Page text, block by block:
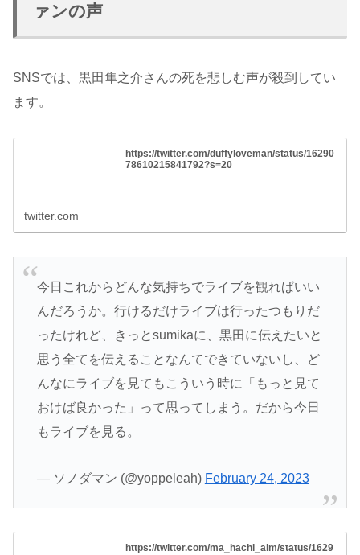
ァンの声
SNSでは、黒田隼之介さんの死を悲しむ声が殺到してい
ます。
https://twitter.com/duffyloveman/status/16290
78610215841792?s=20
twitter.com
今日これからどんな気持ちでライブを観ればいい
んだろうか。行けるだけライブは行ったつもりだ
ったけれど、きっとsumikaに、黒田に伝えたいと
思う全てを伝えることなんてできていないし、ど
んなにライブを見てもこういう時に「もっと見て
おけば良かった」って思ってしまう。だから今日
もライブを見る。
— ソノダマン (@yoppeleah) February 24, 2023
https://twitter.com/ma_hachi_aim/status/1629